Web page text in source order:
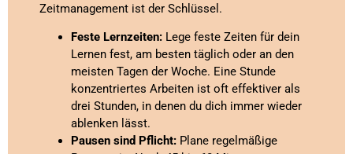
Zeitmanagement ist der Schlüssel.
Feste Lernzeiten: Lege feste Zeiten für dein
Lernen fest, am besten täglich oder an den
meisten Tagen der Woche. Eine Stunde
konzentriertes Arbeiten ist oft effektiver als
drei Stunden, in denen du dich immer wieder
ablenken lässt.
Pausen sind Pflicht: Plane regelmäßige